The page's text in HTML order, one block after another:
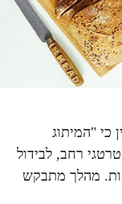
"המיתוג
רחב, לבידול
מהלך מתבקש